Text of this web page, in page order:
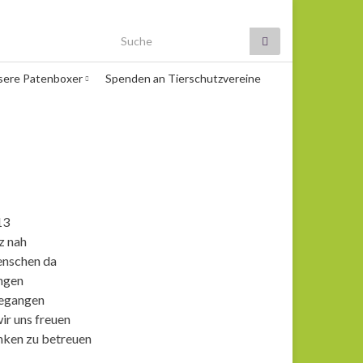
Search for:
Patenboxer Spenden an Tierschutzvereine
nah
da
uns freuen
zu betreuen